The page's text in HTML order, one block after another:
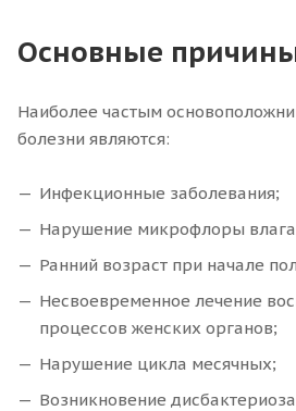
Основные
Наиболее частым
болезни являются:
Инфекционные заболевания;
Нарушение микрофлоры
Ранний возраст при начале
Несвоевременное лечение
процессов женских органов;
Нарушение цикла месячных;
Возникновение